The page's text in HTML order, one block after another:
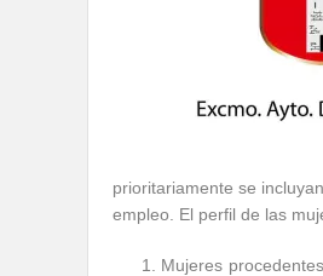
prioritariamente se
empleo. El perfil de las
Mujeres